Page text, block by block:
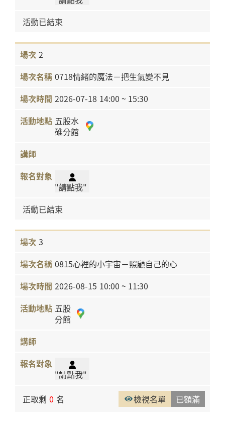
活動已結束
2
0718情緒的魔法－把生氣變不見
2026-07-18 14:00 ~ 15:30
五股水
碓分館
"請點我"
活動已結束
3
0815心裡的小宇宙－照顧自己的心
2026-08-15 10:00 ~ 11:30
五股
分館
"請點我"
正取剩 0 名 檢視名單 已額滿